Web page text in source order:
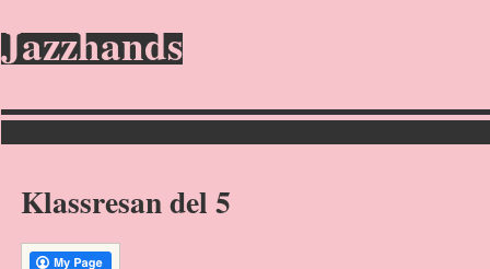
Jazzhands
Klassresan del 5